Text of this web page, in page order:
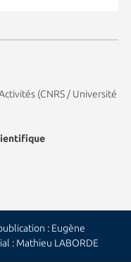
(CNRS / Université
: Eugène
: Mathieu LABORDE